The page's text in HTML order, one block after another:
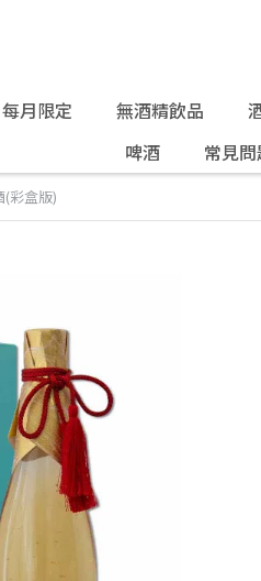
每月限定 無酒精飲品
啤酒
常見
(彩盒版)